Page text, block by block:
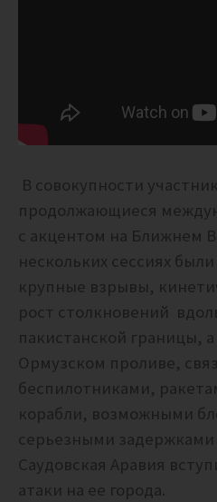
В совокупности
продолжающиеся
с акцентом на Ближнем
нескольких сессиях
крупные взрывы,
рост столкновений
пакистанской границы,
Ормузском проливе,
беспилотниками,
корабли, возможными
серьезными задержками
Саудовская Аравия
атаки на ее города.